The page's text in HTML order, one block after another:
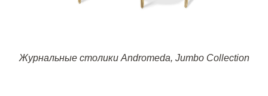
Журнальные столики Andromeda, Jumbo Collection